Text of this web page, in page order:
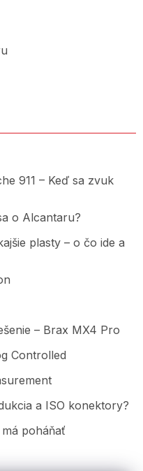
911 – Keď sa zvuk
o Alcantaru?
plasty – o čo ide a
– Brax MX4 Pro
Controlled
a ISO konektory?
poháňať